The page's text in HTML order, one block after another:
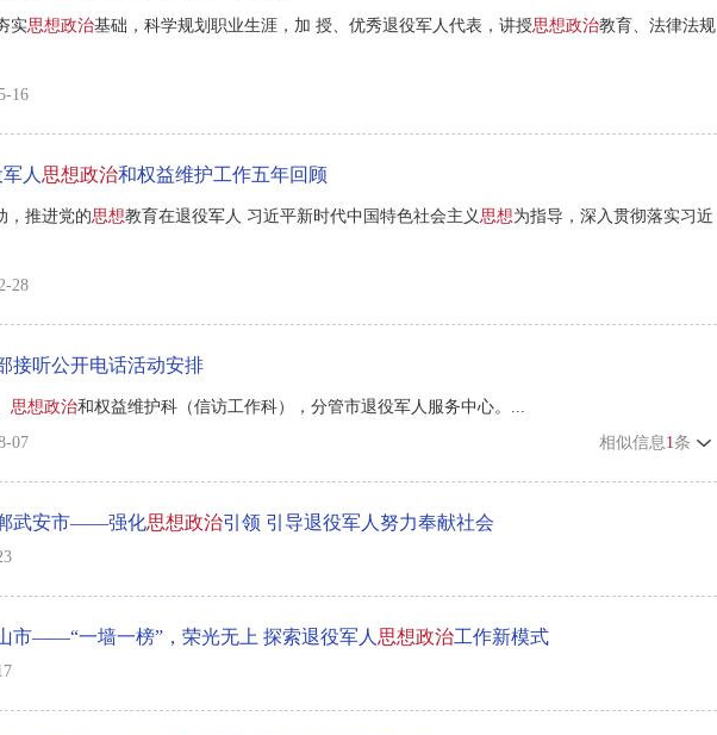
实思想政治基础，科学规划职业生涯，加 授、优秀退役军人代表，讲授思想政治教育、法律法规
16
人 思想政治和权益维护工作五年回顾
，推进党的思想教育在退役军人 习近平新时代中国特色社会主义思想为指导，深入贯彻落实习近
28
接听公开电话活动安排
思想政治和权益维护科（信访工作科），分管市退役军人服务中心。...
07
相似信息1条
武安市——强化思想政治引领 引导退役军人努力奉献社会
市——“一墙一榜”，荣光无上 探索退役军人 思想政治工作新模式